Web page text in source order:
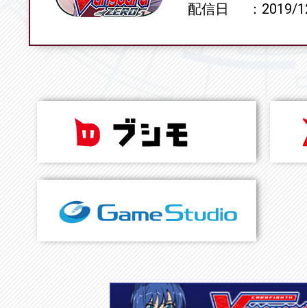
配信日
2019/